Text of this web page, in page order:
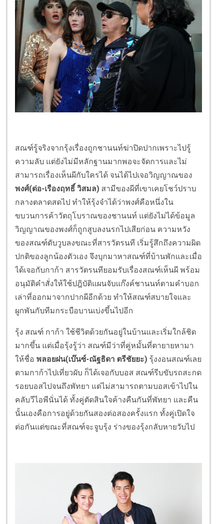
สณฑ์รู้จริงจากรุ้งเรื่องถูกชานนท์ฆ่าปิดปากเพราะไปรู้
ความลับ แต่ยังไม่มีหลักฐานมากพอจะจัดการและไม่
สามารถเรื่องเห็นผีกับใครได้ จนได้ไปเจอวิญญาณของ
พงศ์(ต่อ-เรืองฤทธิ์ วิสมล) ​ สามีของผีที่เขาเคยโชว์ปราบ
กลางตลาดสดไป ทำให้รุ้งจำได้ว่าพงศ์คือหนึ่งใน
ขบวนการค้าวัตถุโบราณของชานนท์ แต่ยังไม่ได้ข้อมูล
วิญญาณของพงศ์ก็ถูกสูบลงนรกไปเสียก่อน ความหวัง
ของสณฑ์ดับวูบลงขณะที่สารวัตรนที เริ่มรู้สึกถึงความผิด
ปกติของลูกน้องตัวเอง จึงบุกมาหาสณฑ์ที่บ้านพักและเมื่อ
ได้เจอกับกาก้า สารวัตรนทียอมรับเรื่องสณฑ์เห็นผี พร้อม
อนุมัติคำสั่งให้ใช้ปฎิบัติแผนจับแก๊งค์ชานนท์ตามคำบอก
เล่าที่ออกมาจากปากผีอีกด้วย ทำให้สณฑ์สบายใจและ
ผูกพันกับทีมกระบือบานเบ่งขึ้นไปอีก
รุ้ง สณฑ์ กาก้า ใช้ชีวิตด้วยกันอยู่ในบ้านและเริ่มใกล้ชิด
มากขึ้น แต่เมื่อรุ้งรู้ว่า สณฑ์มีว่าที่คู่หมั้นที่ตายายหามา
ให้ชื่อ พลอยฝน(เบ๊นซ์-ณัฐธิดา ตรีชัยยะ) รุ้งงอนสณฑ์เลย
ตามกาก้าไปเที่ยวผับ ก็ได้เจอกับบอส สณฑ์รีบขับรถสะกด
รอยบอสไปจนถึงพัทยา แต่ไม่สามารถตามบอสเข้าไปใน
คลับวีไอพีนั่นได้ ทั้งคู่ตัดสินใจค้างคืนกันที่พัทยา และคืน
นั้นเองคือการอยู่ด้วยกันสองต่อสองครั้งแรก ทั้งคู่เปิดใจ
ต่อกันแต่ขณะที่สณฑ์จะจูบรุ้ง ร่างของรุ้งกลับหายวับไป